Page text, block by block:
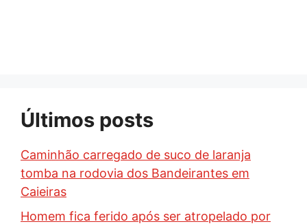
Últimos posts
Caminhão carregado de suco de laranja
tomba na rodovia dos Bandeirantes em
Caieiras
Homem fica ferido após ser atropelado por